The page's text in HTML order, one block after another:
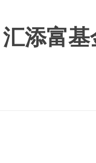
汇添富